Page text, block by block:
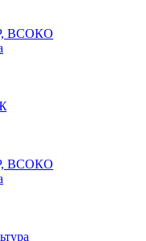
ВСОКО
ВСОКО